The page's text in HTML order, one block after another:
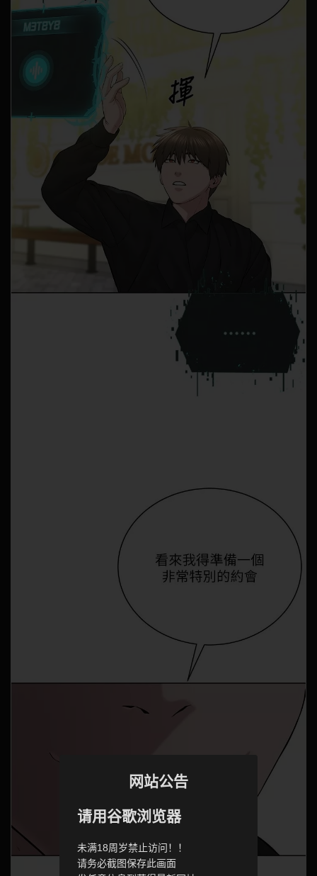
网站公告
请用谷歌浏览器
未满18周岁禁止访问！！
请务必截图保存此画面